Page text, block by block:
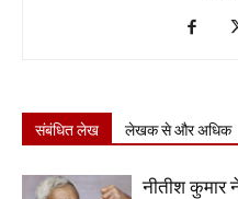
संबंधित लेख लेखक से और अधिक
नीतीश कुमार